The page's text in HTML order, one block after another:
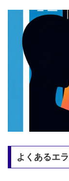
よくあるエ